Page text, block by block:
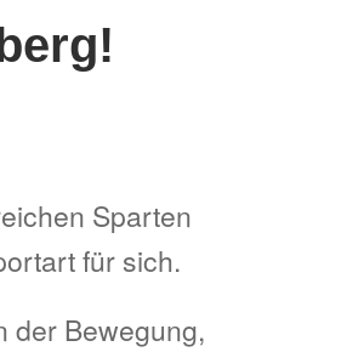
Sparten
für sich.
der Bewegung,